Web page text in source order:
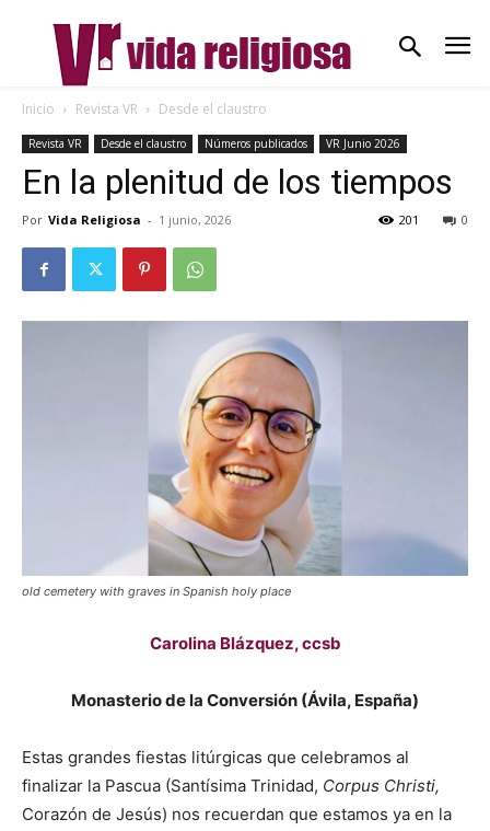
Inicio Revista VR Desde el claustro
Revista VR Desde el claustro Números publicados VR Junio 2026
En la plenitud de los tiempos
Por Vida Religiosa - 1 junio, 2026 0
201
old cemetery with graves in Spanish holy place
Carolina Blázquez, ccsb
Monasterio de la Conversión (Ávila, España)
Estas grandes fiestas litúrgicas que celebramos al
finalizar la Pascua (Santísima Trinidad, Corpus Christi,
Corazón de Jesús) nos recuerdan que estamos ya en la